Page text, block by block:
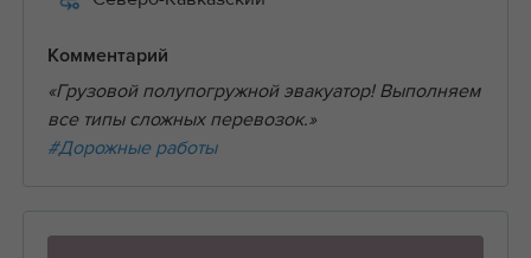
Комментарий
«Грузовой полупогружной эвакуатор! Выполняем
все типы сложных перевозок.»
#Дорожные работы